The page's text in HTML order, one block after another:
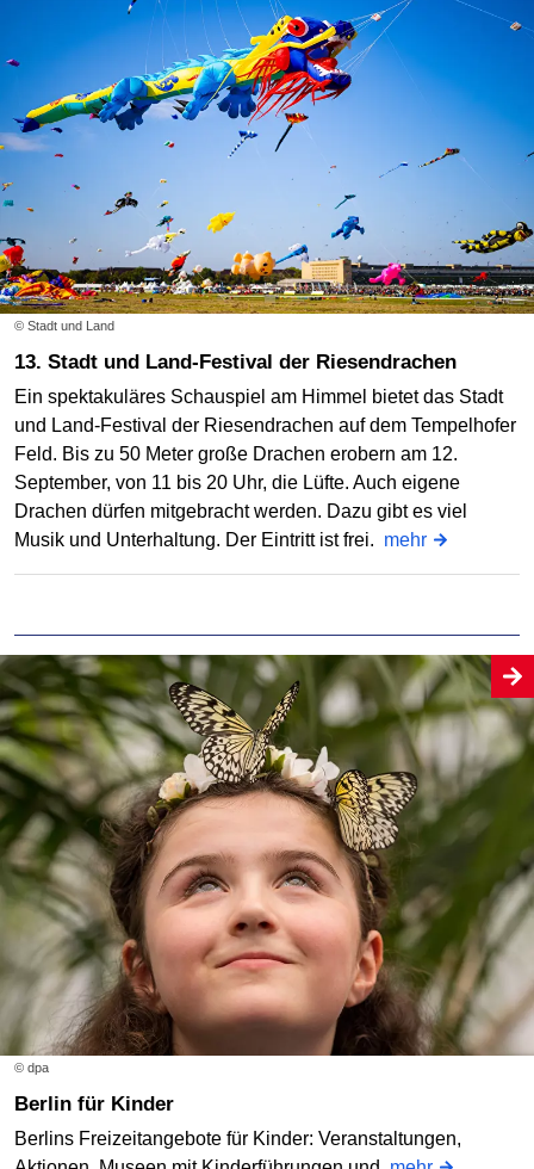
© Stadt und Land
13. Stadt und Land-Festival der Riesendrachen
Ein spektakuläres Schauspiel am Himmel bietet das Stadt
und Land-Festival der Riesendrachen auf dem Tempelhofer
Feld. Bis zu 50 Meter große Drachen erobern am 12.
September, von 11 bis 20 Uhr, die Lüfte. Auch eigene
Drachen dürfen mitgebracht werden. Dazu gibt es viel
Musik und Unterhaltung. Der Eintritt ist frei. mehr
© dpa
Berlin für Kinder
Berlins Freizeitangebote für Kinder: Veranstaltungen,